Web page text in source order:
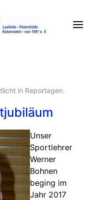
in Reportagen.
Unser
Sportlehrer
Werner
Bohnen
beging im
Jahr 2017